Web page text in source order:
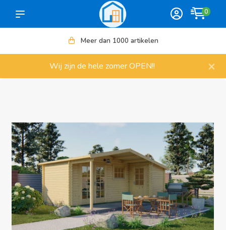
0
Meer dan 1000 artikelen
Wij zijn de hele zomer OPEN!! ×